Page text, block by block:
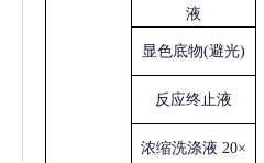
液
显色底物(避光)
反应终止液
浓缩洗涤液 20×